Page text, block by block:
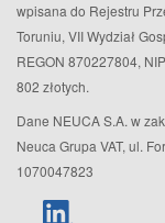
wpisana do Rejestru
Toruniu, VII Wydział
REGON 870227804,
802 złotych.
Dane NEUCA S.A. w
Neuca Grupa VAT, ul.
1070047823